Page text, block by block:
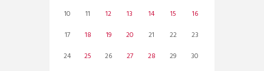
10
11 12 13 14 15
16
17
18 19 20 21 22
23
24
25 26 27 28 29
30